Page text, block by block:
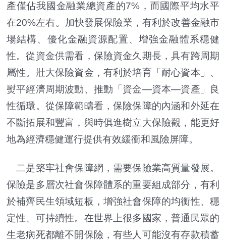
產僅佔我國金融業總資產的7%，而國際平均水平
在20%左右。加快發展保險業，有利於改善金融市
場結構、優化金融資源配置、增強金融體系穩健
性。從資金供需看，保險資金久期長，具有跨周期
屬性。壯大保險資金，有利於培育「耐心資本」、
熨平經濟周期波動、推動「資金—資本—資產」良
性循環。從保障範疇看，保險保障的內涵和外延在
不斷拓展和豐富，與時俱進樹立大保險觀，能更好
地為經濟穩健運行提供有效緩衝和風險屏障。
二是築牢社會保障網，需要保險業高質量發展。
保險是多層次社會保障體系的重要組成部分，有利
於補齊民生領域短板，增強社會保障的均衡性、穩
定性、可持續性。在世界上很多國家，普通民眾的
生老病死都離不開保險，有些人可能沒有存款積蓄